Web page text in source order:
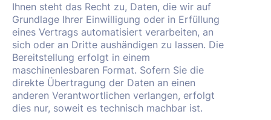
Ihnen steht das Recht zu, Daten, die wir auf
Grundlage Ihrer Einwilligung oder in Erfüllung
eines Vertrags automatisiert verarbeiten, an
sich oder an Dritte aushändigen zu lassen. Die
Bereitstellung erfolgt in einem
maschinenlesbaren Format. Sofern Sie die
direkte Übertragung der Daten an einen
anderen Verantwortlichen verlangen, erfolgt
dies nur, soweit es technisch machbar ist.